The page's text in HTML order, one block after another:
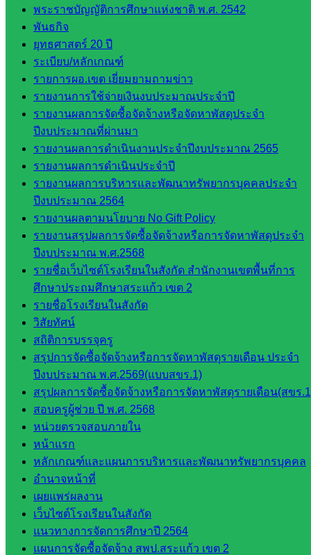
พระราชบัญญัติการศึกษาแห่งชาติ พ.ศ. 2542
พันธกิจ
ยุทธศาสตร์ 20 ปี
ระเบียบ/หลักเกณฑ์
รายการผอ.เขต เยี่ยมยามถามข่าว
รายงานการใช้จ่ายเงินงบประมาณประจำปี
รายงานผลการจัดซื้อจัดจ้างหรือจัดหาพัสดุประจำ
ปีงบประมาณที่ผ่านมา
รายงานผลการดำเนินงานประจำปีงบประมาณ 2565
รายงานผลการดำเนินประจำปี
รายงานผลการบริหารและพัฒนาทรัพยากรบุคคลประจำ
ปีงบประมาณ 2564
รายงานผลตามนโยบาย No Gift Policy
รายงานสรุปผลการจัดซื้อจัดจ้างหรือการจัดหาพัสดุประจำ
ปีงบประมาณ พ.ศ.2568
รายชื่อเว็บไซต์โรงเรียนในสังกัด สำนักงานเขตพื้นที่การ
ศึกษาประถมศึกษาสระแก้ว เขต 2
รายชื่อโรงเรียนในสังกัด
วิสัยทัศน์
สถิติการบรรจุครู
สรุปการจัดซื้อจัดจ้างหรือการจัดหาพัสดุรายเดือน ประจำ
ปีงบประมาณ พ.ศ.2569(แบบสขร.1)
สรุปผลการจัดซื้อจัดจ้างหรือการจัดหาพัสดุรายเดือน(สขร
สอบครูผู้ช่วย ปี พ.ศ. 2568
หน่วยตรวจสอบภายใน
หน้าแรก
หลักเกณฑ์และแผนการบริหารและพัฒนาทรัพยากรบุคคล
อำนาจหน้าที่
เผยแพร่ผลงาน
เว็บไซต์โรงเรียนในสังกัด
แนวทางการจัดการศึกษาปี 2564
แผนการจัดซื้อจัดจ้าง สพป.สระแก้ว เขต 2
กลุ่
มอำนวย
การ
กลุ่ม
บริหาร
งานงาน
เงินและ
สินทรัพย์
กลุ่มน
โยบาย
และแผน
กลุ่มส่ง
เสริมการ
จัดการ
ศึกษา
กลุ่ม
บริหาร
งาน
บุคคล
กลุ่ม
พัฒนาครู
และบุ
คลากรฯ
กลุ่มนิ
เทศ
ติดตาม
และประ
เมินผลฯ
::: ©2021 sakarea2.go.th. All rights reserved. Design By SK2 ICT
TEAM :::